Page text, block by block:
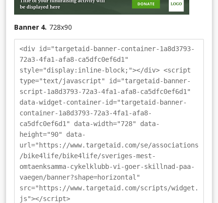
Banner 4. 728x90
<div id="targetaid-banner-container-1a8d3793-
72a3-4fa1-afa8-ca5dfc0ef6d1"
style="display:inline-block;"></div> <script
type="text/javascript" id="targetaid-banner-
script-1a8d3793-72a3-4fa1-afa8-ca5dfc0ef6d1"
data-widget-container-id="targetaid-banner-
container-1a8d3793-72a3-4fa1-afa8-
ca5dfc0ef6d1" data-width="728" data-
height="90" data-
url="https://www.targetaid.com/se/associations
/bike4life/bike4life/sveriges-mest-
omtaenksamma-cykelklubb-vi-goer-skillnad-paa-
vaegen/banner?shape=horizontal"
src="https://www.targetaid.com/scripts/widget.
js"></script>